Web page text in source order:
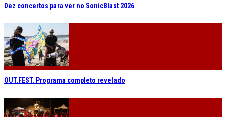
Dez concertos para ver no SonicBlast 2026
OUT.FEST. Programa completo revelado